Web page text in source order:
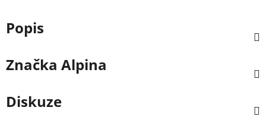
Popis
Značka Alpina
Diskuze